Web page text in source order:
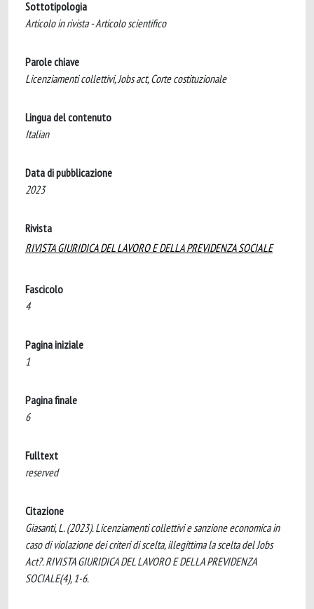
Sottotipologia
Articolo in rivista - Articolo scientifico
Parole chiave
Licenziamenti collettivi, Jobs act, Corte costituzionale
Lingua del contenuto
Italian
Data di pubblicazione
2023
Rivista
RIVISTA GIURIDICA DEL LAVORO E DELLA PREVIDENZA SOCIALE
Fascicolo
4
Pagina iniziale
1
Pagina finale
6
Fulltext
reserved
Citazione
Giasanti, L. (2023). Licenziamenti collettivi e sanzione economica in
caso di violazione dei criteri di scelta, illegittima la scelta del Jobs
Act?. RIVISTA GIURIDICA DEL LAVORO E DELLA PREVIDENZA
SOCIALE(4), 1-6.